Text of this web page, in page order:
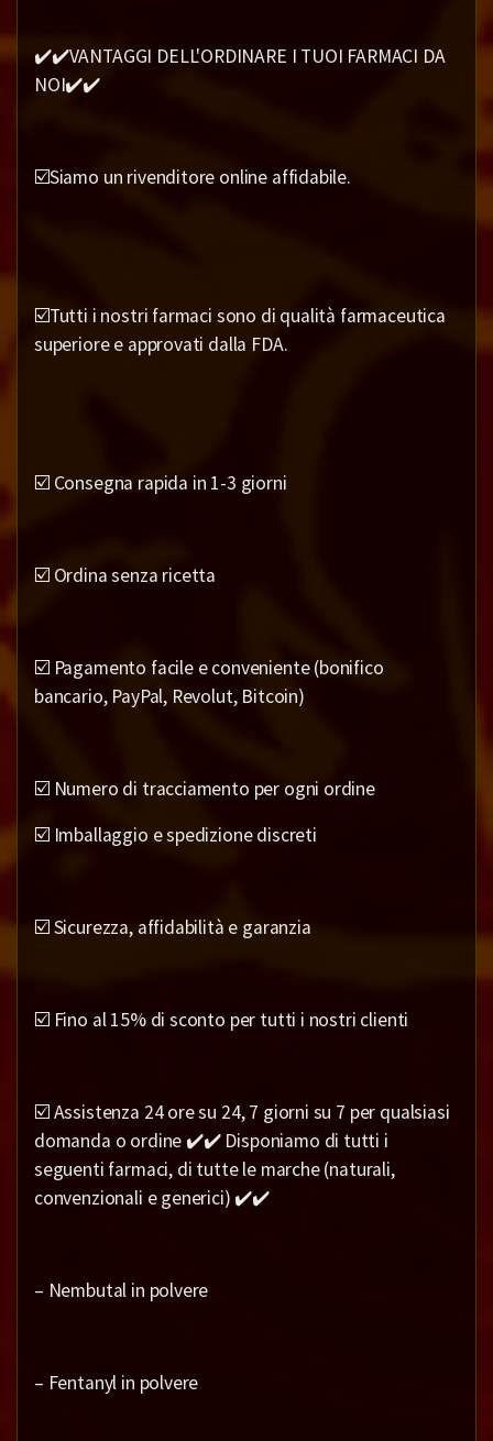
✔️✔️VANTAGGI DELL'ORDINARE I TUOI FARMACI DA
NOI✔️✔️
☑️Siamo un rivenditore online affidabile.
☑️Tutti i nostri farmaci sono di qualità farmaceutica
superiore e approvati dalla FDA.
☑️ Consegna rapida in 1-3 giorni
☑️ Ordina senza ricetta
☑️ Pagamento facile e conveniente (bonifico
bancario, PayPal, Revolut, Bitcoin)
☑️ Numero di tracciamento per ogni ordine
☑️ Imballaggio e spedizione discreti
☑️ Sicurezza, affidabilità e garanzia
☑️ Fino al 15% di sconto per tutti i nostri clienti
☑️ Assistenza 24 ore su 24, 7 giorni su 7 per qualsiasi
domanda o ordine ✔️✔️ Disponiamo di tutti i
seguenti farmaci, di tutte le marche (naturali,
convenzionali e generici) ✔️✔️
– Nembutal in polvere
– Fentanyl in polvere